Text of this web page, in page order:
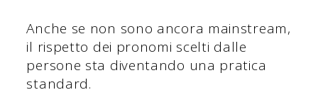
Anche se non sono ancora mainstream,
il rispetto dei pronomi scelti dalle
persone sta diventando una pratica
standard.